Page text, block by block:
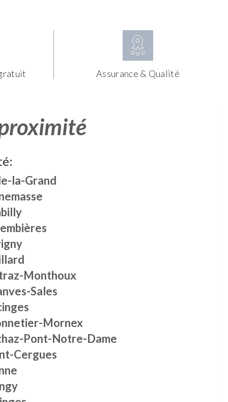
Assurance & Qualité
la-Grand
Monthoux
Sales
Mornex
Pont-Notre-Dame
Cergues